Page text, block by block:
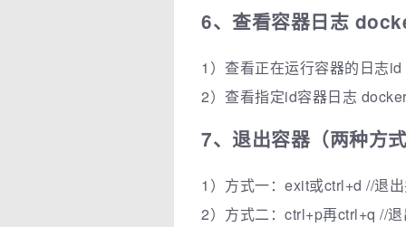
6、查看容器日志
1）查看正在运行容器的日志
2）查看指定id容器日志
7、退出容器（两种方
1）方式一：exit或ctrl+d //退
2）方式二：ctrl+p再ctrl+q //